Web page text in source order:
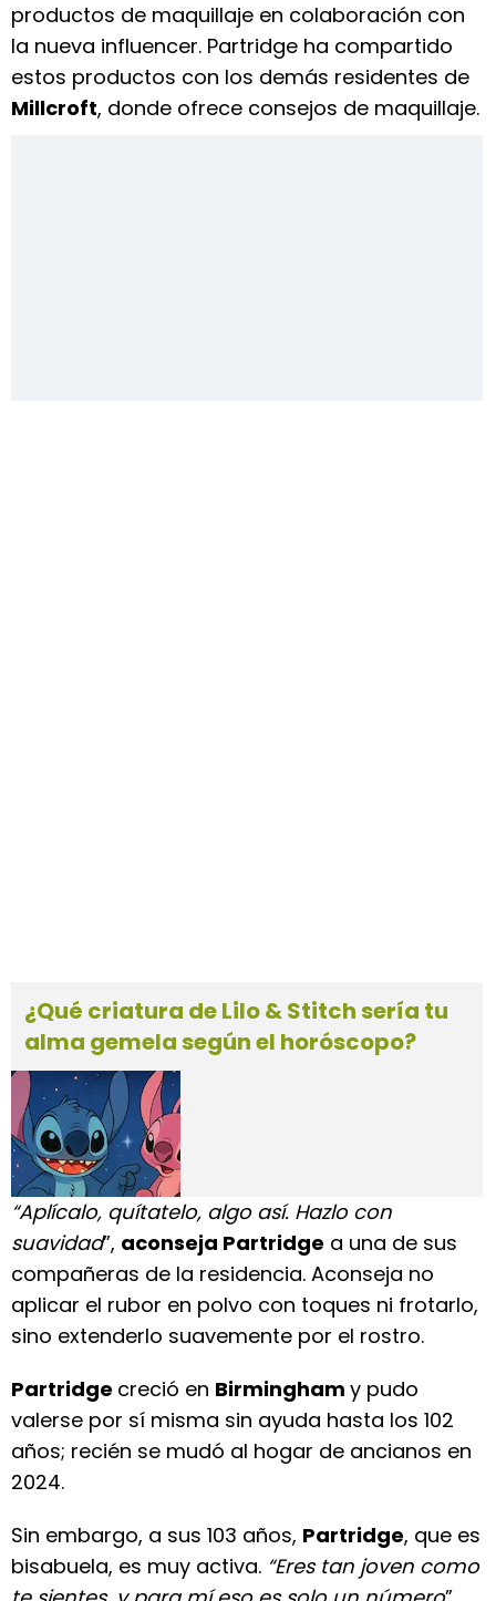
productos de maquillaje en colaboración con
la nueva influencer. Partridge ha compartido
estos productos con los demás residentes de
Millcroft, donde ofrece consejos de maquillaje.
¿Qué criatura de Lilo & Stitch sería tu
alma gemela según el horóscopo?
“Aplícalo, quítatelo, algo así. Hazlo con
suavidad”, aconseja Partridge a una de sus
compañeras de la residencia. Aconseja no
aplicar el rubor en polvo con toques ni frotarlo,
sino extenderlo suavemente por el rostro.
Partridge creció en Birmingham y pudo
valerse por sí misma sin ayuda hasta los 102
años; recién se mudó al hogar de ancianos en
2024.
Sin embargo, a sus 103 años, Partridge, que es
bisabuela, es muy activa. “Eres tan joven como